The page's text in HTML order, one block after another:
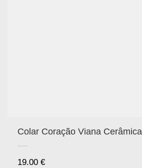
Colar Coração Viana Cerâmica
19.00 €